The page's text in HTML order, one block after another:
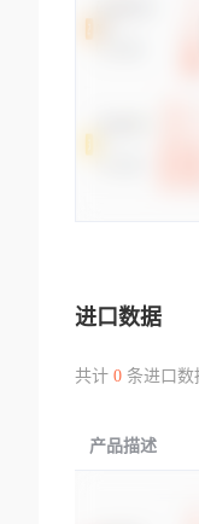
进口数据
共计 0条进口数
产品描述